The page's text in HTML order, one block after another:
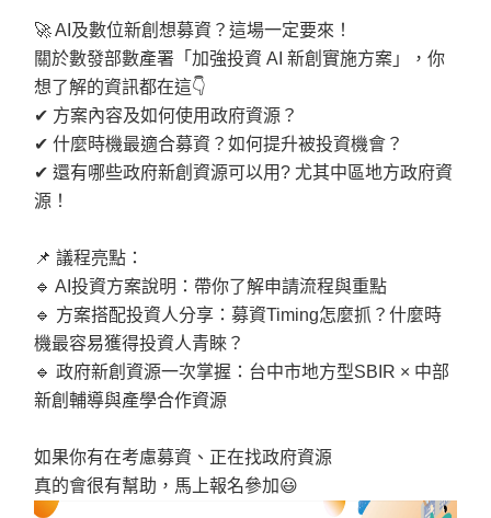
🚀AI 及數位新創想募資？這場一定要來！
關於數發部數產署「加強投資 AI 新創實施方案」，你
想了解的資訊都在這👇
✔ 方案內容及如何使用政府資源？
✔ 什麼時機最適合募資？如何提升被投資機會？
✔ 還有哪些政府新創資源可以用? 尤其中區地方政府資
源！
📌 議程亮點：
🔹 AI 投資方案說明：帶你了解申請流程與重點
🔹 方案搭配投資人分享：募資Timing怎麼抓？什麼時
機最容易獲得投資人青睞？
🔹 政府新創資源一次掌握：台中市地方型SBIR × 中部
新創輔導與產學合作資源
如果你有在考慮募資、正在找政府資源
真的會很有幫助，馬上報名參加😃